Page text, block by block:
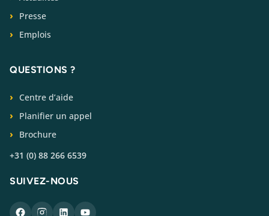
Presse
Emplois
QUESTIONS ?
Centre d’aide
Planifier un appel
Brochure
+31 (0) 88 266 6539
SUIVEZ-NOUS